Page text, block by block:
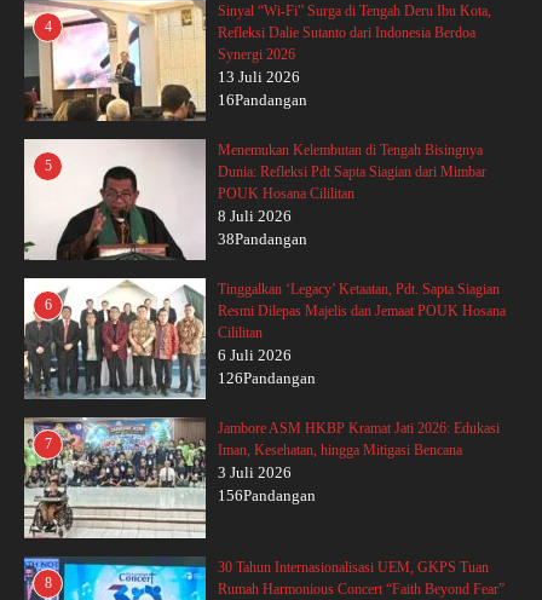
4
Sinyal “Wi-Fi” Surga di Tengah Deru Ibu Kota,
Refleksi Dalie Sutanto dari Indonesia Berdoa
Synergi 2026
13 Juli 2026
16Pandangan
5
Menemukan Kelembutan di Tengah Bisingnya
Dunia: Refleksi Pdt Sapta Siagian dari Mimbar
POUK Hosana Cililitan
8 Juli 2026
38Pandangan
6
Tinggalkan ‘Legacy’ Ketaatan, Pdt. Sapta Siagian
Resmi Dilepas Majelis dan Jemaat POUK Hosana
Cililitan
6 Juli 2026
126Pandangan
7
Jambore ASM HKBP Kramat Jati 2026: Edukasi
Iman, Kesehatan, hingga Mitigasi Bencana
3 Juli 2026
156Pandangan
8
30 Tahun Internasionalisasi UEM, GKPS Tuan
Rumah Harmonious Concert “Faith Beyond Fear”